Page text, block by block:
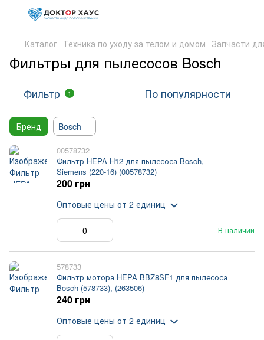
Каталог Техника по уходу за телом и домом Запчасти
Фильтры для пылесосов Bosch
Фильтр 1 По популярности
Бренд Bosch
00578732
Фильтр HEPA H12 для пылесоса Bosch,
Siemens (220-16) (00578732)
В наличии
200 грн
Оптовые цены от 2 единиц
578733
Фильтр мотора HEPA BBZ8SF1 для пылесоса
Bosch (578733), (263506)
240 грн
Оптовые цены от 2 единиц